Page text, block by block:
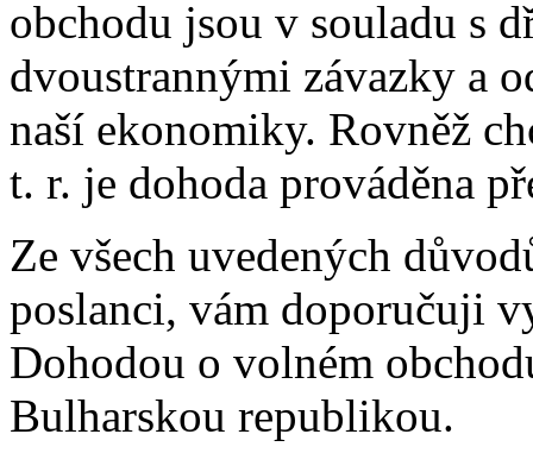
obchodu jsou v souladu s
dvoustrannými závazky a
naší ekonomiky. Rovněž
t. r. je dohoda prováděna
Ze všech uvedených
poslanci, vám doporučuji
Dohodou o volném
Bulharskou republikou.